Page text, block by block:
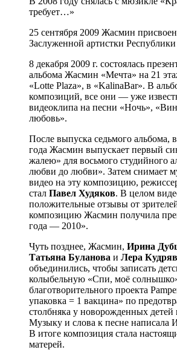
требует…»
25 сентября 2009 Жасмин
Заслуженной артистки Республики
8 декабря 2009 г. состоялась
альбома Жасмин «Мечта» на 21
«Lotte Plaza», в «KalinaBar». В
композиций, все они — уже
видеоклипа на песни «Ночь»,
любовь».
После выпуска седьмого альбома,
года Жасмин выпускает первый
жалею» для восьмого студийного
любви до любви». Затем снимает
видео на эту композицию,
стал Павел Худяков. В целом
положительные отзывы от
композицию Жасмин получила
года — 2010».
Чуть позднее, Жасмин, Ирина
Татьяна Буланова и Лера
объединились, чтобы записать
колыбельную «Спи, моё
благотворительного проекта
упаковка = 1 вакцина» по
столбняка у новорожденных детей
Музыку и слова к песне написала
В итоге композиция стала
матерей.